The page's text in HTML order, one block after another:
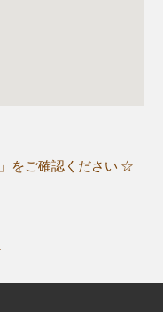
」をご確認ください ☆